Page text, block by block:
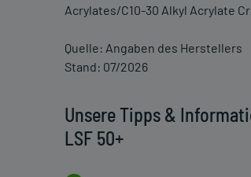
Acrylates/C10-30 Alkyl Acrylate
Quelle: Angaben des Herstellers
Stand: 07/2026
Unsere Tipps &
LSF 50+